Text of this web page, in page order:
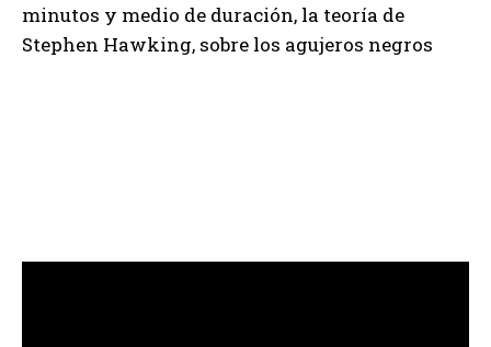
minutos y medio de duración, la teoría de
Stephen Hawking, sobre los agujeros negros